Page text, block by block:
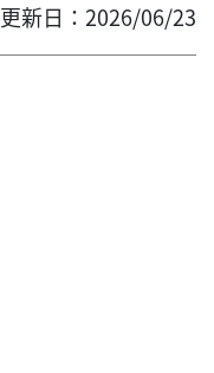
更新日：2026/06/23